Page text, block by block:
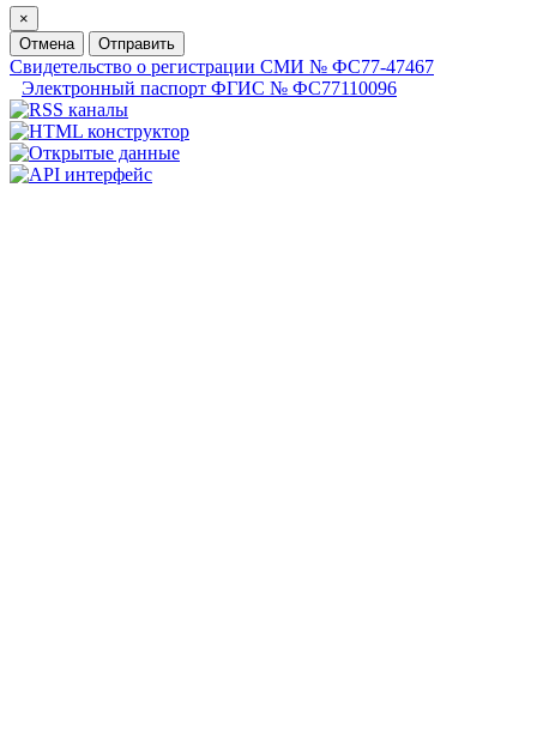
×
Отмена
Отправить
Свидетельство о регистрации СМИ № ФС77-47467
Электронный паспорт ФГИС № ФС77110096